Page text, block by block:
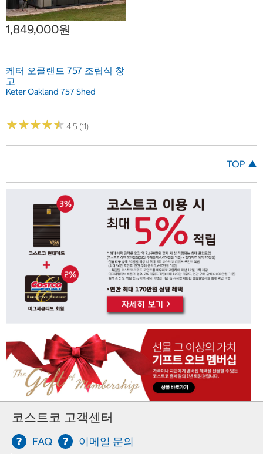
1,849,000원
케터 오클랜드 757 조립식 창
고
Keter Oakland 757 Shed
★★★★★
★★★★★ 4.5 (11)
TOP ▲
코스트코 고객센터
FAQ 이메일 문의